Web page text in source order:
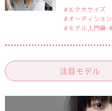
エクササイズ
オーディション
モデル入門編
注目モデル